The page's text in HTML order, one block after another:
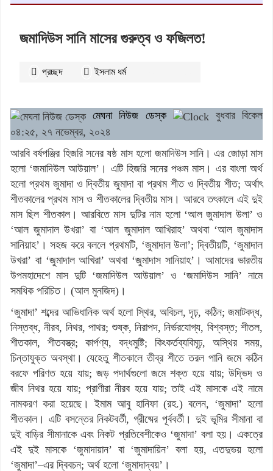
জমাদিউস সানি মাসের গুরুত্ব ও ফজিলত!
প্রচ্ছদ ইসলাম ধর্ম
মেঘনা নিউজ ডেস্ক
বুধবার বিকেল
০৪:২৫, ২৭ নভেম্বর, ২০২৪
আরবি বর্ষপঞ্জির হিজরি সনের ষষ্ঠ মাস হলো জমাদিউস সানি। এর জোড়া মাস
হলো ‘জমাদিউল আউয়াল’। এটি হিজরি সনের পঞ্চম মাস। এর বাংলা অর্থ
হলো প্রথম জুমাদা ও দ্বিতীয় জুমাদা বা প্রথম শীত ও দ্বিতীয় শীত; অর্থাৎ
শীতকালের প্রথম মাস ও শীতকালের দ্বিতীয় মাস। আরবে তৎকালে এই দুই
মাস ছিল শীতকাল। আরবিতে মাস দুটির নাম হলো ‘আল জুমাদাল উলা’ ও
‘আল জুমাদাল উখরা’ বা ‘আল জুমাদাল আখিরাহ’ অথবা ‘আল জুমাদাস
সানিয়াহ’। সহজ করে বললে প্রথমটি, ‘জুমাদাল উলা’; দ্বিতীয়টি, ‘জুমাদাল
উখরা’ বা ‘জুমাদাল আখিরা’ অথবা ‘জুমাদাস সানিয়াহ’। আমাদের ভারতীয়
উপমহাদেশে মাস দুটি ‘জমাদিউল আউয়াল’ ও ‘জমাদিউস সানি’ নামে
সমধিক পরিচিত। (আল মুনজিদ)।
‘জুমাদা’ শব্দের আভিধানিক অর্থ হলো স্থির, অবিচল, দৃঢ়, কঠিন; জমাটবদ্ধ,
নিস্তব্ধ, নীরব, নিথর, পাথর; শুষ্ক, নিরাপদ, নির্ভরযোগ্য, বিশ্বস্ত; শীতল,
শীতকাল, শীতবস্ত্র; কার্পণ্য, বদ্ধমুষ্টি; কিংকর্তব্যবিমূঢ়, অস্থির সময়,
চিন্তাযুক্ত অবস্থা। যেহেতু শীতকালে তীব্র শীতে তরল পানি জমে কঠিন
বরফে পরিণত হয়ে যায়; জড় পদার্থগুলো জমে শক্ত হয়ে যায়; উদ্ভিদ ও
জীব নিথর হয়ে যায়; প্রাণীরা নীরব হয়ে যায়; তাই এই মাসকে এই নামে
নামকরণ করা হয়েছে। ইমাম আবু হানিফা (রহ.) বলেন, ‘জুমাদা’ হলো
শীতকাল। এটি বসন্তের নিকটবর্তী, গ্রীষ্মের পূর্ববর্তী। দুই ভূমির সীমানা বা
দুই বাড়ির সীমানাকে এবং নিকট প্রতিবেশীকেও ‘জুমাদা’ বলা হয়। একত্রে
এই দুই মাসকে ‘জুমাদায়ান’ বা ‘জুমাদায়িন’ বলা হয়, এতদুভয় হলো
‘জুমাদা’–এর দ্বিবচন; অর্থ হলো ‘জুমাদাদ্বয়’।